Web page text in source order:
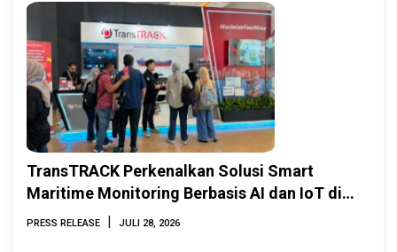
TransTRACK Perkenalkan Solusi Smart
Maritime Monitoring Berbasis AI dan IoT di
INAMARINE 2026
PRESS RELEASE | JULI 28, 2026